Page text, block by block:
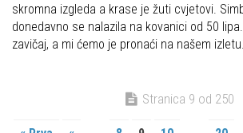
skromna izgleda a krase je žuti cvjetovi.
donedavno se nalazila na kovanici od 50
zavičaj, a mi ćemo je pronaći na našem izletu...
Stranica 9 od 250